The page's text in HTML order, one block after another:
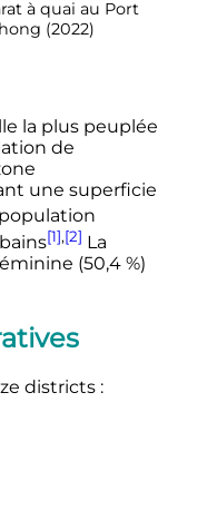
à quai au Port
(2022)
la plus peuplée
de
une superficie
[1],[2] La
(50,4 %)
districts :